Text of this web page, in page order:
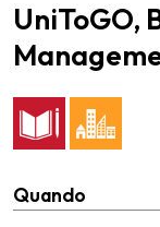
UniToGO,
Quando